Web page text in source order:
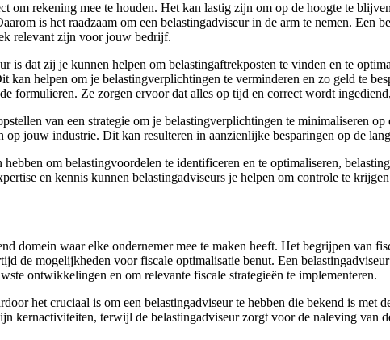
om rekening mee te houden. Het kan lastig zijn om op de hoogte te
is het raadzaam om een belastingadviseur in de arm te nemen. Een
relevant zijn voor jouw bedrijf.
is dat zij je kunnen helpen om belastingaftrekposten te vinden en te
helpen om je belastingverplichtingen te verminderen en zo geld te
formulieren. Ze zorgen ervoor dat alles op tijd en correct wordt
van een strategie om je belastingverplichtingen te minimaliseren
jouw industrie. Dit kan resulteren in aanzienlijke besparingen op de
om belastingvoordelen te identificeren en te optimaliseren,
en kennis kunnen belastingadviseurs je helpen om controle te
domein waar elke ondernemer mee te maken heeft. Het begrijpen van
de mogelijkheden voor fiscale optimalisatie benut. Een
ontwikkelingen en om relevante fiscale strategieën te implementeren.
het cruciaal is om een belastingadviseur te hebben die bekend is
kernactiviteiten, terwijl de belastingadviseur zorgt voor de naleving van